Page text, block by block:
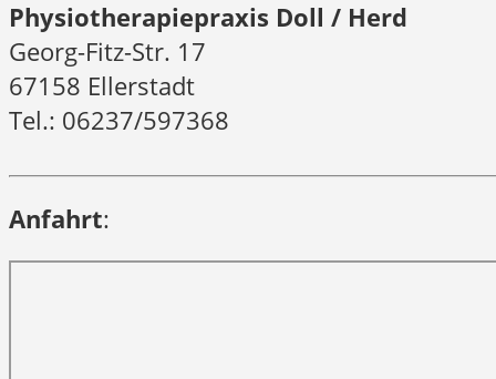
Physiotherapiepraxis Doll / Herd
Georg-Fitz-Str. 17
67158 Ellerstadt
Tel.: 06237/597368
Anfahrt: